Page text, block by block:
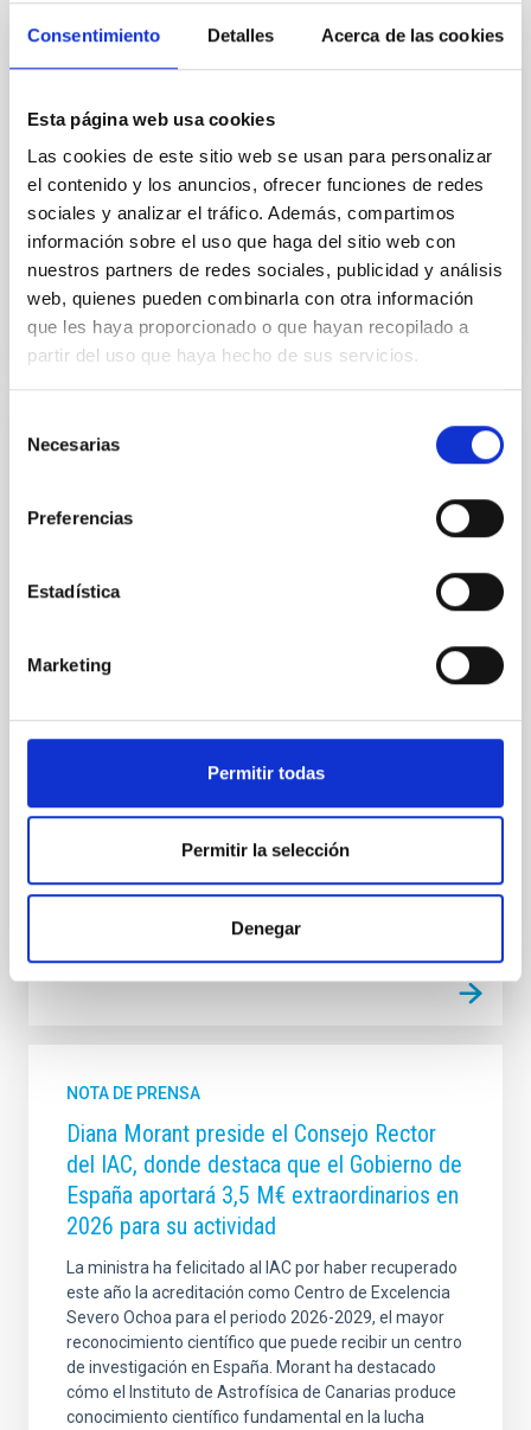
Consentimiento Detalles Acerca de las cookies
Esta página web usa cookies
Las cookies de este sitio web se usan para personalizar
el contenido y los anuncios, ofrecer funciones de redes
sociales y analizar el tráfico. Además, compartimos
información sobre el uso que haga del sitio web con
nuestros partners de redes sociales, publicidad y análisis
web, quienes pueden combinarla con otra información
que les haya proporcionado o que hayan recopilado a
partir del uso que haya hecho de sus servicios.
Necesarias
Preferencias
Estadística
Marketing
Permitir todas
Permitir la selección
Denegar
1998 KY26, revelando que es casi tres veces más
pequeño y gira mucho más rápido de lo que se
misión ampliada Hayabusa2 de Japón. Las nuevas
operaciones de la misión en el asteroide. “Hemos
descubierto que la realidad del objeto es
completamente diferente de lo que se había descrito
Fecha de publicación 18/09/2025 - 14:34:42
GENERAL
2026: el IAC ofrece las claves para
El próximo 12 de agosto, España vivirá uno de los
acontecimientos astronómicos más extraordinarios
permitirá observar aproximadamente del 70 al 75 %
el archipiélago. Con motivo de este esperado evento,
el Instituto de Astrofísica de Canarias (IAC) ofrece
una serie de recomendaciones para ayudar a la
ciudadanía a planificar su observación de forma
que contemplarlo y disfrutar plenamente de una
NOTA DE PRENSA
Diana Morant preside el Consejo Rector
del IAC, donde destaca que el Gobierno de
España aportará 3,5 M€ extraordinarios en
2026 para su actividad
La ministra ha felicitado al IAC por haber recuperado
este año la acreditación como Centro de Excelencia
Severo Ochoa para el periodo 2026-2029, el mayor
reconocimiento científico que puede recibir un centro
de investigación en España. Morant ha destacado
cómo el Instituto de Astrofísica de Canarias produce
conocimiento científico fundamental en la lucha